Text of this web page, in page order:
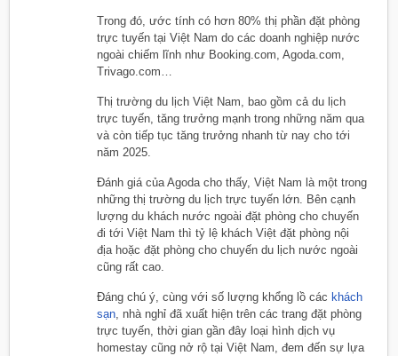
Trong đó, ước tính có hơn 80% thị phần đặt phòng
trực tuyến tại Việt Nam do các doanh nghiệp nước
ngoài chiếm lĩnh như Booking.com, Agoda.com,
Trivago.com…
Thị trường du lịch Việt Nam, bao gồm cả du lịch
trực tuyến, tăng trưởng mạnh trong những năm qua
và còn tiếp tục tăng trưởng nhanh từ nay cho tới
năm 2025.
Đánh giá của Agoda cho thấy, Việt Nam là một trong
những thị trường du lịch trực tuyến lớn. Bên cạnh
lượng du khách nước ngoài đặt phòng cho chuyến
đi tới Việt Nam thì tỷ lệ khách Việt đặt phòng nội
địa hoặc đặt phòng cho chuyến du lịch nước ngoài
cũng rất cao.
Đáng chú ý, cùng với số lượng khổng lồ các khách
sạn , nhà nghỉ đã xuất hiện trên các trang đặt phòng
trực tuyến, thời gian gần đây loại hình dịch vụ
homestay cũng nở rộ tại Việt Nam, đem đến sự lựa